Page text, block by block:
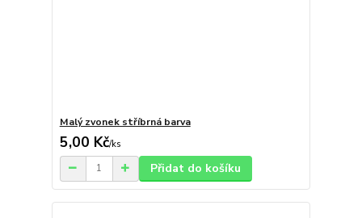
Malý zvonek stříbrná barva
5,00 Kč/ks
Přidat do košíku